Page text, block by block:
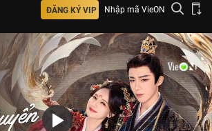
ĐĂNG KÝ VIP Nhập mã VieON